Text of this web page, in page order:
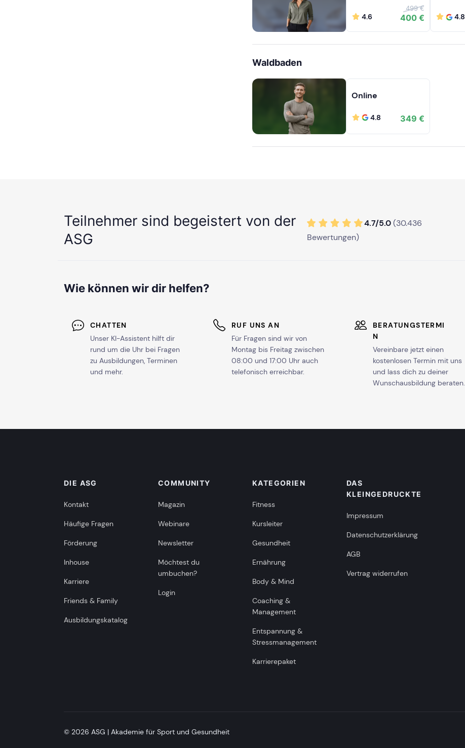
4.6
499 €
400 € 4.8
Waldbaden
Online
4.8 349 €
Teilnehmer sind begeistert von der
ASG
4.7/5.0(30.436
Bewertungen)
Wie können wir dir helfen?
CHATTEN
Unser KI-Assistent hilft dir
rund um die Uhr bei Fragen
zu Ausbildungen, Terminen
und mehr.
RUF UNS AN
Für Fragen sind wir von
Montag bis Freitag zwischen
08:00 und 17:00 Uhr auch
telefonisch erreichbar.
BERATUNGSTERMI
N
Vereinbare jetzt einen
kostenlosen Termin mit uns
und lass dich zu deiner
Wunschausbildung beraten.
DIE ASG
Kontakt
Häufige Fragen
Förderung
Inhouse
Karriere
Friends & Family
Ausbildungskatalog
COMMUNITY
Magazin
Webinare
Newsletter
Möchtest du
umbuchen?
Login
KATEGORIEN
Fitness
Kursleiter
Gesundheit
Ernährung
Body & Mind
Coaching &
Management
Entspannung &
Stressmanagement
Karrierepaket
DAS
KLEINGEDRUCKTE
Impressum
Datenschutzerklärung
AGB
Vertrag widerrufen
© 2026 ASG | Akademie für Sport und Gesundheit